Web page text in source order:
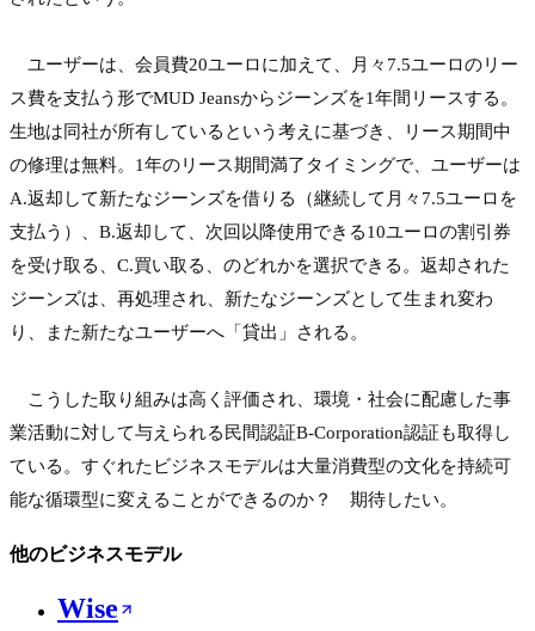
ユーザーは、会員費20ユーロに加えて、月々7.5ユーロのリー
ス費を支払う形でMUD Jeansからジーンズを1年間リースする。
生地は同社が所有しているという考えに基づき、リース期間中
の修理は無料。1年のリース期間満了タイミングで、ユーザーは
A.返却して新たなジーンズを借りる（継続して月々7.5ユーロを
支払う）、B.返却して、次回以降使用できる10ユーロの割引券
を受け取る、C.買い取る、のどれかを選択できる。返却された
ジーンズは、再処理され、新たなジーンズとして生まれ変わ
り、また新たなユーザーへ「貸出」される。
こうした取り組みは高く評価され、環境・社会に配慮した事
業活動に対して与えられる民間認証B-Corporation認証も取得し
ている。すぐれたビジネスモデルは大量消費型の文化を持続可
能な循環型に変えることができるのか？　期待したい。
他のビジネスモデル
Wise